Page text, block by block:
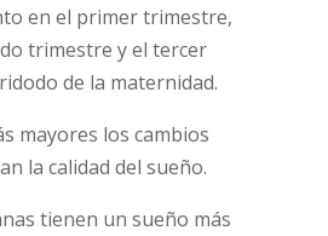
en el primer trimestre,
trimestre y el tercer
de la maternidad.
mayores los cambios
la calidad del sueño.
tienen un sueño más